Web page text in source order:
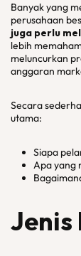
Banyak yang
perusahaan
juga perlu
lebih
meluncurkan
anggaran
Secara
utama:
Siapa
Apa yang
Jenis